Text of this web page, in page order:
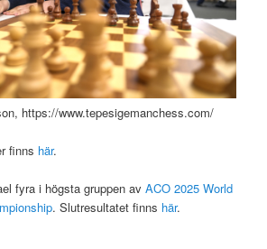
https://www.tepesigemanchess.com/
finns här.
fyra i högsta gruppen avACO 2025 World
. Slutresultatet finns här.